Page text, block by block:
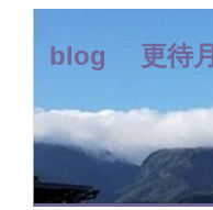
blog 更待月